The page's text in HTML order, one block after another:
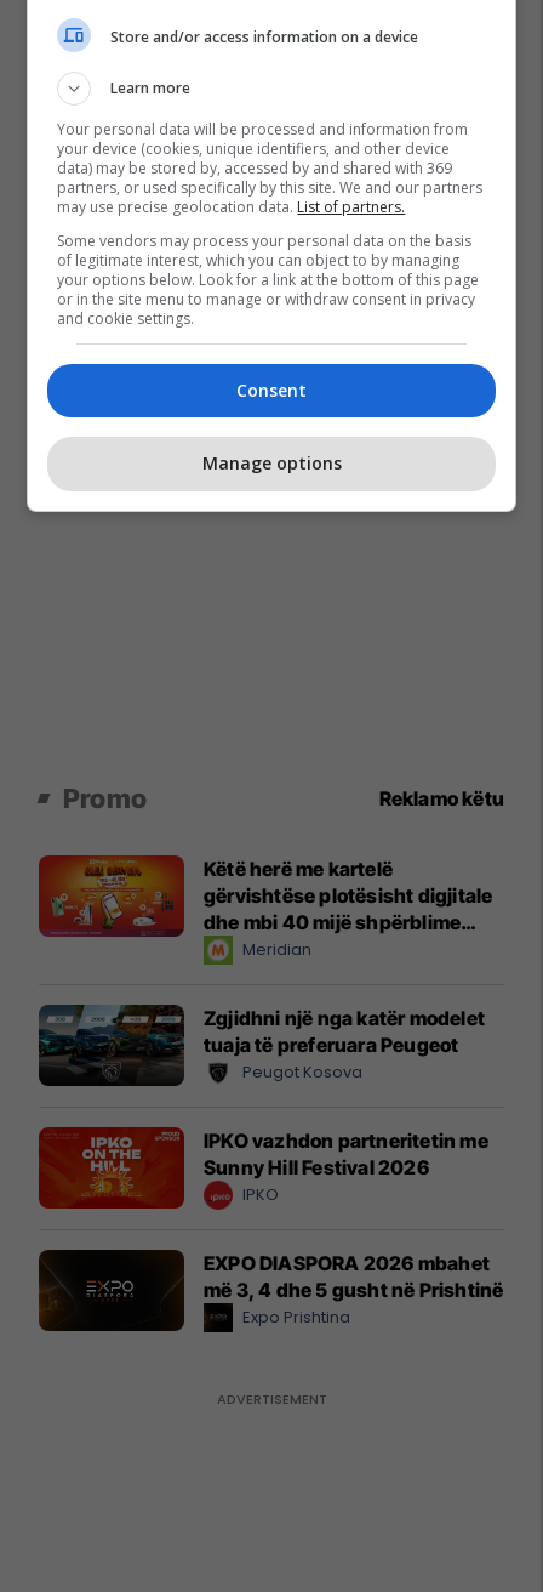
Promo Reklamo këtu
Këtë herë me kartelë
gërvishtëse plotësisht digjitale
dhe mbi 40 mijë shpërblime
instant!Meridian
Zgjidhni një nga katër modelet
tuaja të preferuara Peugeot
Peugot Kosova
IPKO vazhdon partneritetin me
Sunny Hill Festival 2026
IPKO
EXPO DIASPORA 2026 mbahet
më 3, 4 dhe 5 gusht në Prishtinë
Expo Prishtina
Store and/or access information on a device
Learn more
Your personal data will be processed and information from
your device (cookies, unique identifiers, and other device
data) may be stored by, accessed by and shared with 369
partners, or used specifically by this site. We and our partners
may use precise geolocation data. List of partners.
Some vendors may process your personal data on the basis
of legitimate interest, which you can object to by managing
your options below. Look for a link at the bottom of this page
or in the site menu to manage or withdraw consent in privacy
and cookie settings.
Consent
Manage options